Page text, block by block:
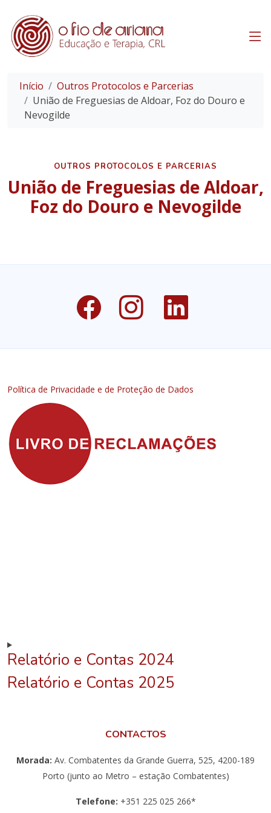
Início
Outros Protocolos e Parcerias
União de Freguesias de Aldoar, Foz do Douro e
Nevogilde
OUTROS PROTOCOLOS E PARCERIAS
União de Freguesias de Aldoar,
Foz do Douro e Nevogilde
Política de Privacidade e de Proteção de Dados
Relatório e Contas 2024
Relatório e Contas 2025
CONTACTOS
Morada: Av. Combatentes da Grande Guerra, 525, 4200-189
Porto (junto ao Metro – estação Combatentes)
Telefone: +351 225 025 266*